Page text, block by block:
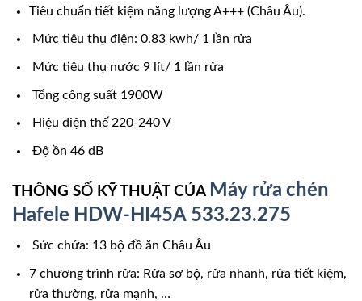
Tiêu chuẩn tiết kiệm năng lượng A+++ (Châu Âu).
Mức tiêu thụ điện: 0.83 kwh/ 1 lần rửa
Mức tiêu thụ nước 9 lít/ 1 lần rửa
Tổng công suất 1900W
Hiệu điện thế 220-240 V
Độ ồn 46 dB
THÔNG SỐ KỸ THUẬT CỦA Máy rửa chén
Hafele HDW-HI45A 533.23.275
Sức chứa: 13 bộ đồ ăn Châu Âu
7 chương trình rửa: Rửa sơ bộ, rửa nhanh, rửa tiết kiệm,
rửa thường, rửa mạnh, …